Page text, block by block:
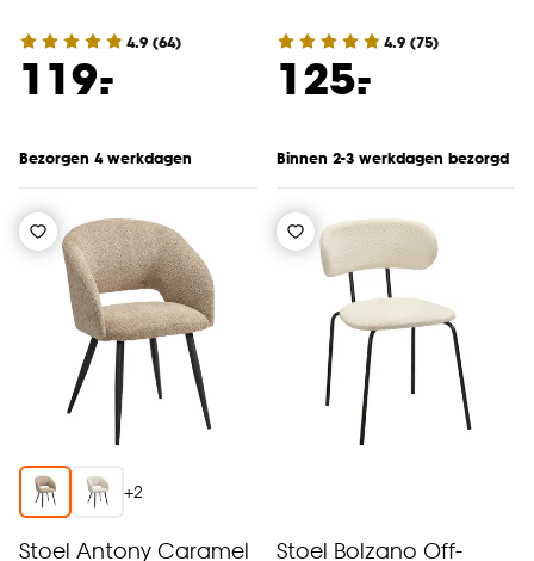
4.9 (64)
119.
-
Bezorgen 4 werkdagen
4.9 (75)
125.
-
Binnen 2-3 werkdagen bezorgd
+2
Stoel Antony Caramel Stoel Bolzano Off-